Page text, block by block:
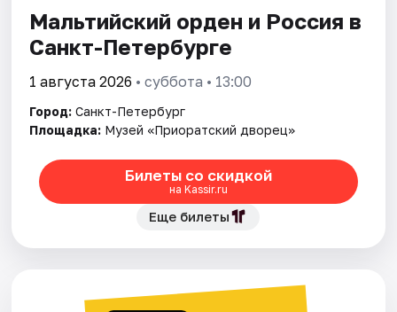
Мальтийский орден и Россия в
Санкт-Петербурге
1 августа 2026 • суббота • 13:00
Город: Санкт-Петербург
Площадка: Музей «Приоратский дворец»
Билеты со скидкой
на Kassir.ru
Еще билеты